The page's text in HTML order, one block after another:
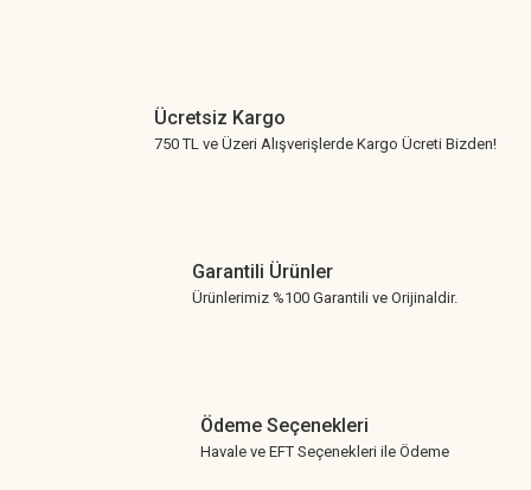
Ücretsiz Kargo
750 TL ve Üzeri Alışverişlerde Kargo Ücreti Bizden!
Garantili Ürünler
Ürünlerimiz %100 Garantili ve Orijinaldir.
Ödeme Seçenekleri
Havale ve EFT Seçenekleri ile Ödeme